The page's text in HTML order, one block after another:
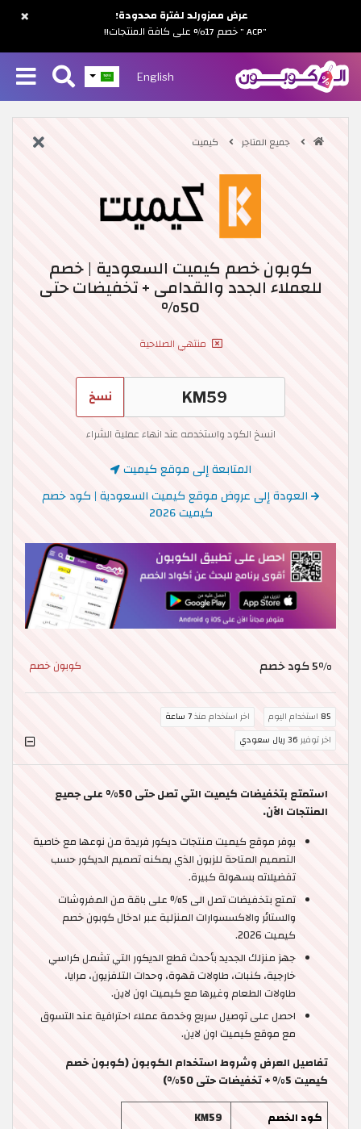
English
جميع المتاجر كيميت
كوبون خصم كيميت السعودية | خصم
للعملاء الجدد والقدامى + تخفيضات حتى
50%
منتهي الصلاحية
نسخ
انسخ الكود واستخدمه عند انهاء عملية الشراء
المتابعة إلى موقع كيميت
العودة إلى عروض موقع كيميت السعودية | كود خصم
كيميت 2026
5% كود خصم كوبون خصم
85 استخدام اليوم اخر استخدام منذ7 ساعة
اخر توفير 36 ريال سعودي
استمتع بتخفيضات كيميت التي تصل حتى 50% على جميع
المنتجات الآن.
يوفر موقع كيميت منتجات ديكور فريدة من نوعها مع خاصية
التصميم المتاحة للزبون الذي يمكنه تصميم الديكور حسب
تفضيلاته بسهولة كبيرة.
تمتع بتخفيضات تصل الى 5% على باقة من المفروشات
والستائر والاكسسوارات المنزلية عبر ادخال كوبون خصم
كيميت 2026.
جهز منزلك الجديد بأحدث قطع الديكور التي تشمل كراسي
خارجية، كنبات، طاولات قهوة، وحدات التلفزيون، مرايا،
طاولات الطعام وغيرها مع كيميت اون لاين.
احصل على توصيل سريع وخدمة عملاء احترافية عند التسوق
مع موقع كيميت اون لاين.
تفاصيل العرض وشروط استخدام الكوبون (كوبون خصم
كيميت 5% + تخفيضات حتى 50%)
كود الخصم
KM59
×
عرض ممزورلد لفترة محدودة!
"ACP " خصم 17% على كافة المنتجات!!